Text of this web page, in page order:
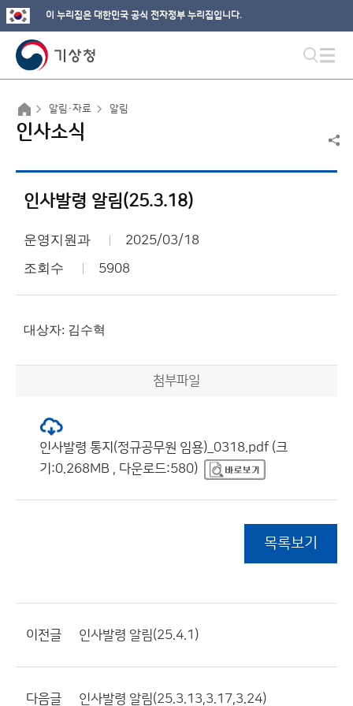
이 누리집은 대한민국 공식 전자정부 누리집입니다.
알림·자료 알림
인사소식
인사발령 알림(25.3.18)
운영지원과 2025/03/18
조회수 5908
대상자: 김수혁
첨부파일
인사발령 통지(정규공무원 임용)_0318.pdf (크
기:0.268MB , 다운로드:580)
목록보기
이전글 인사발령 알림(25.4.1)
다음글 인사발령 알림(25.3.13,3.17,3.24)